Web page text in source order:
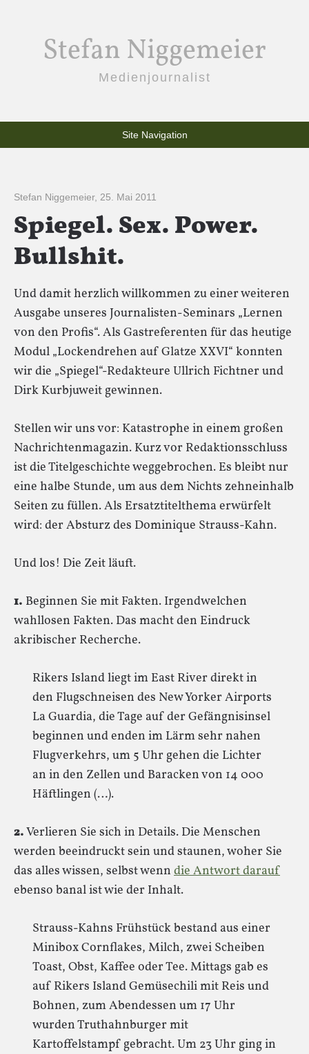
Stefan Niggemeier
Medienjournalist
Site Navigation
Stefan Niggemeier, 25. Mai 2011
Spiegel. Sex. Power.
Bullshit.
Und damit herzlich willkommen zu einer weiteren
Ausgabe unseres Journalisten-Seminars „Lernen
von den Profis“. Als Gastreferenten für das heutige
Modul „Lockendrehen auf Glatze XXVI“ konnten
wir die „Spiegel“-Redakteure Ullrich Fichtner und
Dirk Kurbjuweit gewinnen.
Stellen wir uns vor: Katastrophe in einem großen
Nachrichtenmagazin. Kurz vor Redaktionsschluss
ist die Titelgeschichte weggebrochen. Es bleibt nur
eine halbe Stunde, um aus dem Nichts zehneinhalb
Seiten zu füllen. Als Ersatztitelthema erwürfelt
wird: der Absturz des Dominique Strauss-Kahn.
Und los! Die Zeit läuft.
1. Beginnen Sie mit Fakten. Irgendwelchen
wahllosen Fakten. Das macht den Eindruck
akribischer Recherche.
Rikers Island liegt im East River direkt in
den Flugschneisen des New Yorker Airports
La Guardia, die Tage auf der Gefängnisinsel
beginnen und enden im Lärm sehr nahen
Flugverkehrs, um 5 Uhr gehen die Lichter
an in den Zellen und Baracken von 14 000
Häftlingen (…).
2.Verlieren Sie sich in Details. Die Menschen
werden beeindruckt sein und staunen, woher Sie
das alles wissen, selbst wenn die Antwort darauf
ebenso banal ist wie der Inhalt.
Strauss-Kahns Frühstück bestand aus einer
Minibox Cornflakes, Milch, zwei Scheiben
Toast, Obst, Kaffee oder Tee. Mittags gab es
auf Rikers Island Gemüsechili mit Reis und
Bohnen, zum Abendessen um 17 Uhr
wurden Truthahnburger mit
Kartoffelstampf gebracht. Um 23 Uhr ging in